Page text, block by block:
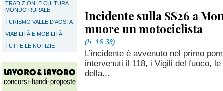
TRADIZIONI E CULTURA
MONDO RURALE
TURISMO VALLE D'AOSTA
VIABILITÀ E MOBILITÀ
TUTTE LE NOTIZIE
Incidente sulla SS26 a
muore un motociclista
(h. 16:38)
L’incidente è avvenuto nel primo
intervenuti il 118, i Vigili del fuoco, le
della...